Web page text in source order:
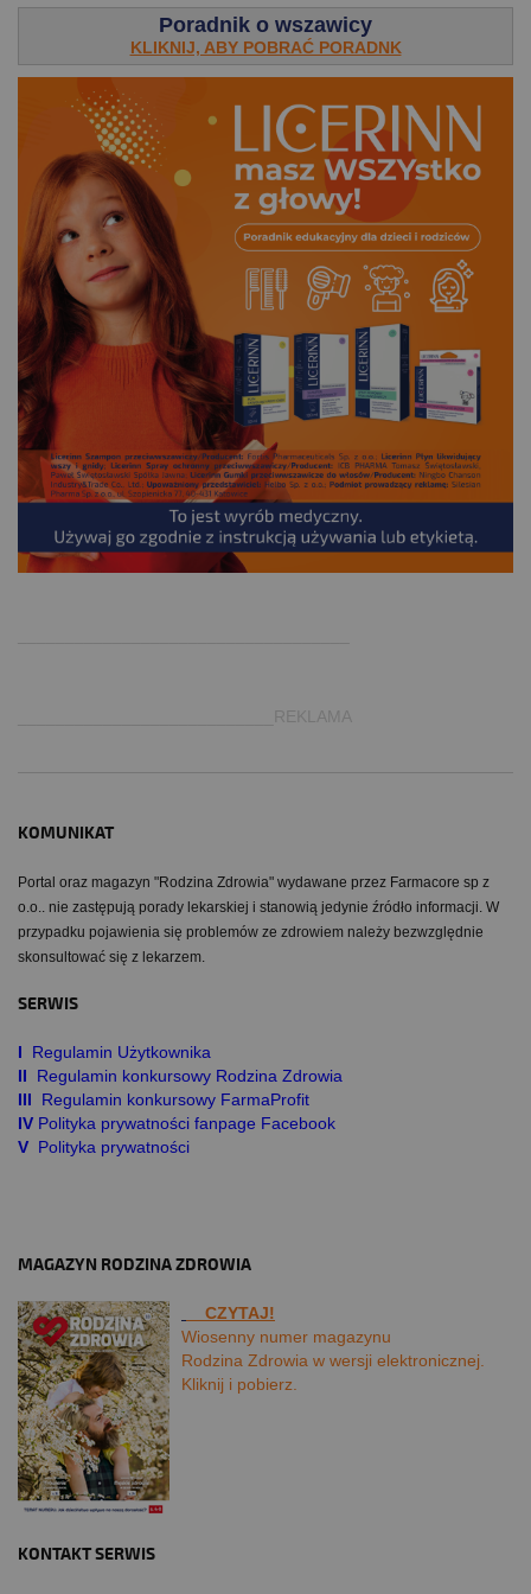
Poradnik o wszawicy
KLIKNIJ, ABY POBRAĆ PORADNK
___________________________REKLAMA
KOMUNIKAT
Portal oraz magazyn "Rodzina Zdrowia" wydawane przez Farmacore sp z
o.o.. nie zastępują porady lekarskiej i stanowią jedynie źródło informacji. W
przypadku pojawienia się problemów ze zdrowiem należy bezwzględnie
skonsultować się z lekarzem.
SERWIS
I Regulamin Użytkownika
II
Regulamin konkursowy Rodzina Zdrowia
III
Regulamin konkursowy FarmaProfit
IV Polityka prywatności fanpage Facebook
V Polityka prywatności
MAGAZYN RODZINA ZDROWIA
CZYTAJ!
Wiosenny numer magazynu
Rodzina Zdrowia w wersji elektronicznej.
Kliknij i pobierz.
KONTAKT SERWIS